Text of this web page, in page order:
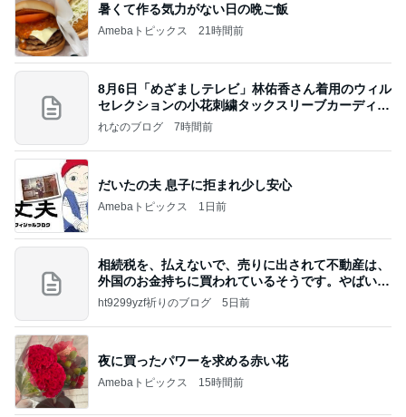
暑くて作る気力がない日の晩ご飯
Amebaトピックス 21時間前
8月6日「めざましテレビ」林佑香さん着用のウィル
セレクションの小花刺繍タックスリーブカーディガ
ン
れなのブログ 7時間前
だいたの夫 息子に拒まれ少し安心
Amebaトピックス 1日前
相続税を、払えないで、売りに出されて不動産は、
外国のお金持ちに買われているそうです。やばいで
すよ
ht9299yzf祈りのブログ 5日前
夜に買ったパワーを求める赤い花
Amebaトピックス 15時間前